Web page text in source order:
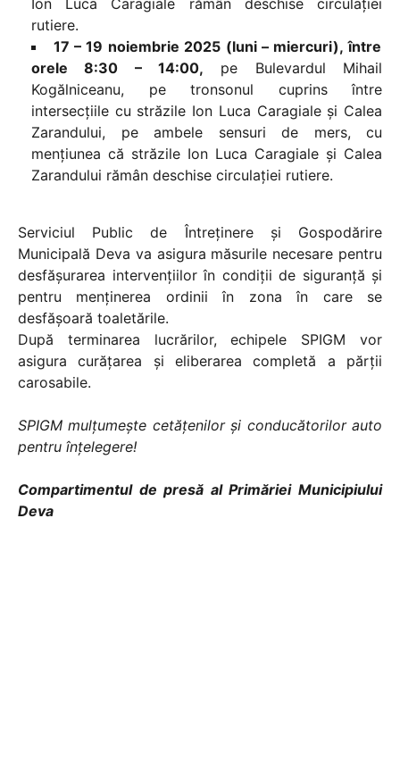
Ion Luca Caragiale rămân deschise circulației
rutiere.
17 – 19 noiembrie 2025 (luni – miercuri), între
orele 8:30 – 14:00, pe Bulevardul Mihail
Kogălniceanu, pe tronsonul cuprins între
intersecțiile cu străzile Ion Luca Caragiale și Calea
Zarandului, pe ambele sensuri de mers, cu
mențiunea că străzile Ion Luca Caragiale și Calea
Zarandului rămân deschise circulației rutiere.
Serviciul Public de Întreținere și Gospodărire
Municipală Deva va asigura măsurile necesare pentru
desfășurarea intervențiilor în condiții de siguranță și
pentru menținerea ordinii în zona în care se
desfășoară toaletările.
După terminarea lucrărilor, echipele SPIGM vor
asigura curățarea și eliberarea completă a părții
carosabile.
SPIGM mulțumește cetățenilor și conducătorilor auto
pentru înțelegere!
Compartimentul de presă al Primăriei Municipiului
Deva